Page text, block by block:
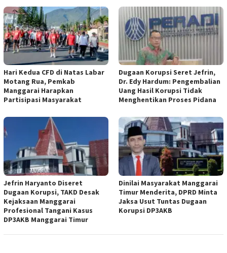
Hari Kedua CFD di Natas Labar
Motang Rua, Pemkab
Manggarai Harapkan
Partisipasi Masyarakat
Dugaan Korupsi Seret Jefrin,
Dr. Edy Hardum: Pengembalian
Uang Hasil Korupsi Tidak
Menghentikan Proses Pidana
Jefrin Haryanto Diseret
Dugaan Korupsi, TAKD Desak
Kejaksaan Manggarai
Profesional Tangani Kasus
DP3AKB Manggarai Timur
Dinilai Masyarakat Manggarai
Timur Menderita, DPRD Minta
Jaksa Usut Tuntas Dugaan
Korupsi DP3AKB